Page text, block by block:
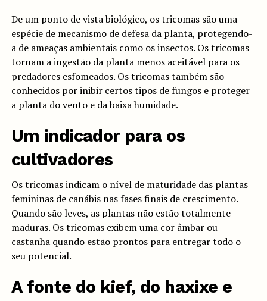
De um ponto de vista biológico, os tricomas são uma
espécie de mecanismo de defesa da planta, protegendo-
a de ameaças ambientais como os insectos. Os tricomas
tornam a ingestão da planta menos aceitável para os
predadores esfomeados. Os tricomas também são
conhecidos por inibir certos tipos de fungos e proteger
a planta do vento e da baixa humidade.
Um indicador para os
cultivadores
Os tricomas indicam o nível de maturidade das plantas
femininas de canábis nas fases finais de crescimento.
Quando são leves, as plantas não estão totalmente
maduras. Os tricomas exibem uma cor âmbar ou
castanha quando estão prontos para entregar todo o
seu potencial.
A fonte do kief, do haxixe e